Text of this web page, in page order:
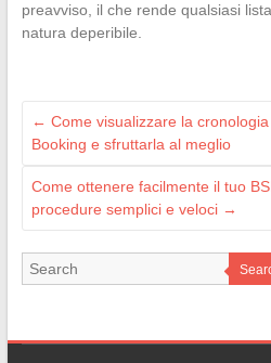
preavviso, il che rende qualsiasi
natura deperibile.
← Come visualizzare la
Booking e sfruttarla al meglio
Come ottenere facilmente il tuo
procedure semplici e veloci →